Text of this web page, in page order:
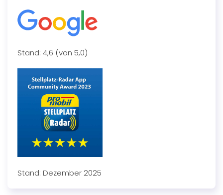
Stand: 4,6 (von 5,0)
Stand: Dezember 2025